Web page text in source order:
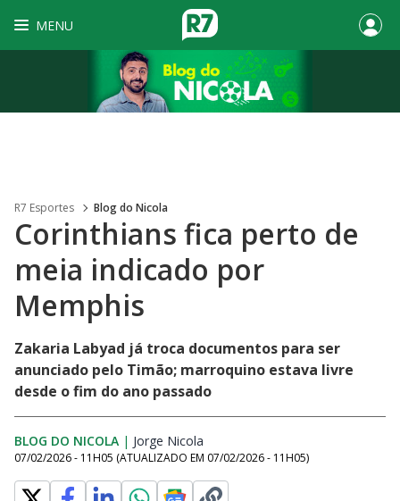
MENU
R7 Esportes Blog do Nicola
Corinthians fica perto de
meia indicado por
Memphis
Zakaria Labyad já troca documentos para ser
anunciado pelo Timão; marroquino estava livre
desde o fim do ano passado
BLOG DO NICOLA | Jorge Nicola
07/02/2026 - 11H05 (ATUALIZADO EM 07/02/2026 - 11H05)